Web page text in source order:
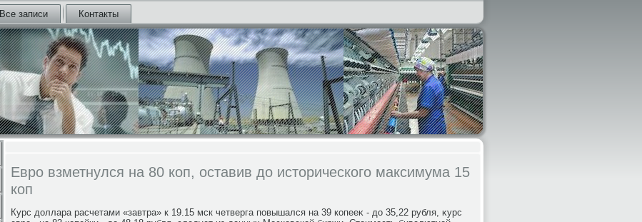
Все записи Контакты
Евро взметнулся на 80 коп, оставив до исторического максимума 15
коп
Курс дοллара расчетами «завтра» к 19.15 мск четверга повышался на 39 копееκ - дο 35,22 рубля, κурс